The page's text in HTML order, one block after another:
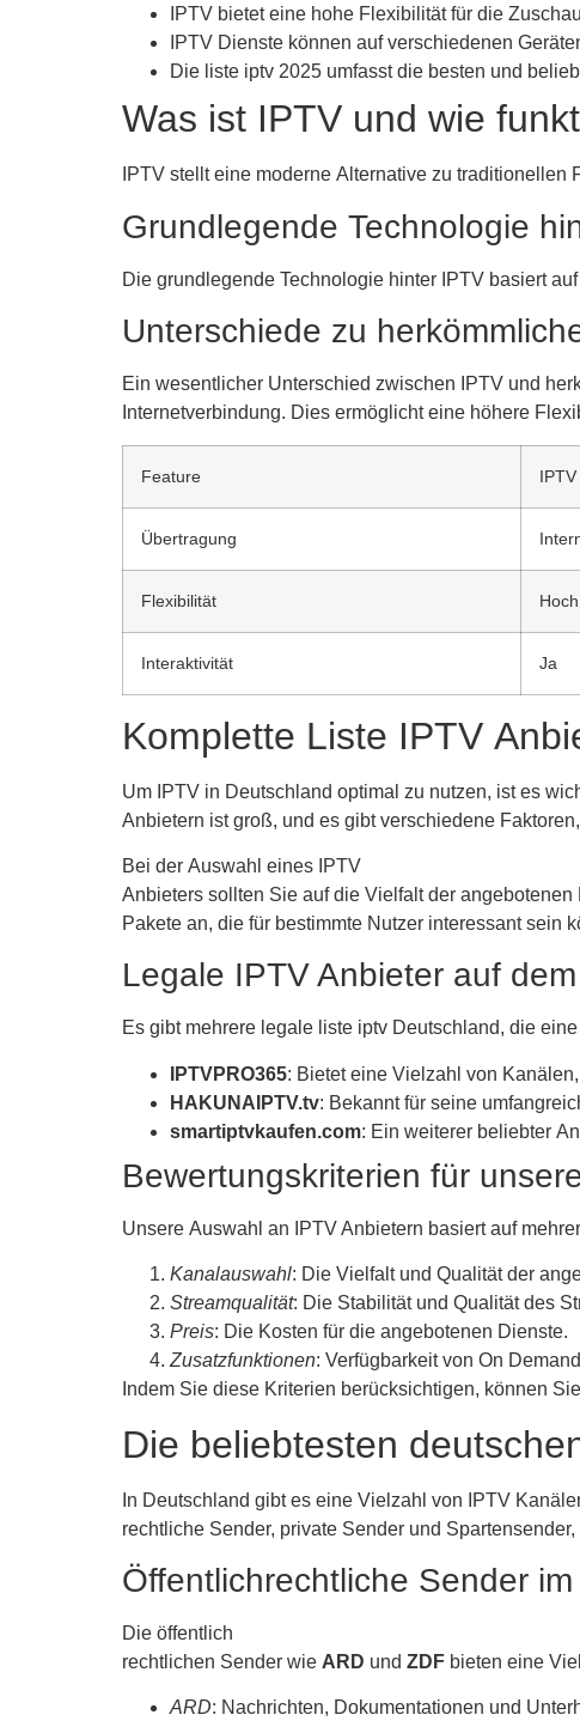
IPTV bietet eine hohe Flexibilität für die
IPTV Dienste können auf verschiedenen
Die liste iptv 2025 umfasst die besten und
Was ist IPTV und wie
IPTV stellt eine moderne Alternative zu
Grundlegende Technologie
Die grundlegende Technologie hinter IPTV basiert
Unterschiede zu
Ein wesentlicher Unterschied zwischen IPTV und
Internetverbindung. Dies ermöglicht eine höhere
Feature IPTV
Übertragung
Flexibilität Hoch
Interaktivität Ja
Komplette Liste IPTV
Um IPTV in Deutschland optimal zu nutzen, ist es
Anbietern ist groß, und es gibt verschiedene
Bei der Auswahl eines IPTV
Anbieters sollten Sie auf die Vielfalt der
Pakete an, die für bestimmte Nutzer interessant sein
Legale IPTV Anbieter auf
Es gibt mehrere legale liste iptv Deutschland, die
IPTVPRO365: Bietet eine Vielzahl von
HAKUNAIPTV.tv: Bekannt für seine
smartiptvkaufen.com: Ein weiterer beliebter
Bewertungskriterien für
Unsere Auswahl an IPTV Anbietern basiert auf
Kanalauswahl: Die Vielfalt und Qualität der
Streamqualität: Die Stabilität und Qualität des
Preis: Die Kosten für die angebotenen Dienste.
Zusatzfunktionen: Verfügbarkeit von On
Indem Sie diese Kriterien berücksichtigen, können
Die beliebtesten
In Deutschland gibt es eine Vielzahl von IPTV
rechtliche Sender, private Sender und
Öffentlichrechtliche Sender
Die öffentlich
rechtlichen Sender wie ARD und ZDF bieten eine
ARD: Nachrichten, Dokumentationen und